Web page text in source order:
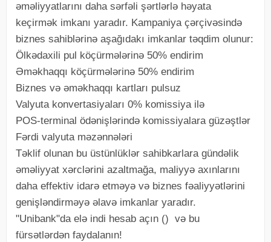
əməliyyatlarını daha sərfəli şərtlərlə həyata
keçirmək imkanı yaradır. Kampaniya çərçivəsində
biznes sahiblərinə aşağıdakı imkanlar təqdim olunur:
Ölkədaxili pul köçürmələrinə 50% endirim
Əməkhaqqı köçürmələrinə 50% endirim
Biznes və əməkhaqqı kartları pulsuz
Valyuta konvertasiyaları 0% komissiya ilə
POS-terminal ödənişlərində komissiyalara güzəştlər
Fərdi valyuta məzənnələri
Təklif olunan bu üstünlüklər sahibkarlara gündəlik
əməliyyat xərclərini azaltmağa, maliyyə axınlarını
daha effektiv idarə etməyə və biznes fəaliyyətlərini
genişləndirməyə əlavə imkanlar yaradır.
"Unibank"da elə indi hesab açın () və bu
fürsətlərdən faydalanın!